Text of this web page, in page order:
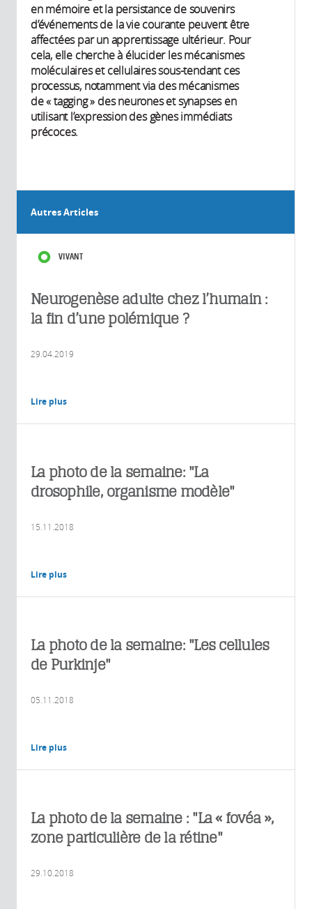
en mémoire et la persistance de souvenirs
d’événements de la vie courante peuvent être
affectées par un apprentissage ultérieur. Pour
cela, elle cherche à élucider les mécanismes
moléculaires et cellulaires sous-tendant ces
processus, notamment via des mécanismes
de « tagging » des neurones et synapses en
utilisant l’expression des gènes immédiats
précoces.
Autres Articles
VIVANT
Neurogenèse adulte chez l’humain :
la fin d’une polémique ?
29.04.2019
Lire plus
La photo de la semaine: "La
drosophile, organisme modèle"
15.11.2018
Lire plus
La photo de la semaine: "Les cellules
de Purkinje"
05.11.2018
Lire plus
La photo de la semaine : "La « fovéa »,
zone particulière de la rétine"
29.10.2018